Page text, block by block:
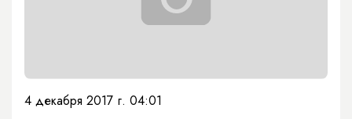
4 декабря 2017 г. 04:01